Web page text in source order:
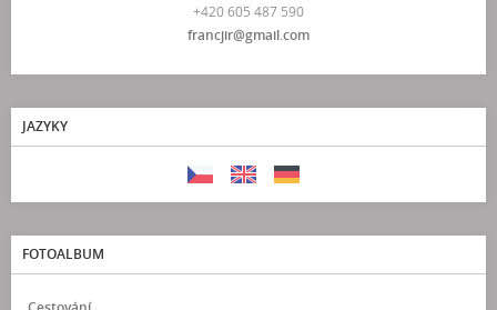
+420 605 487 590
francjir@gmail.com
JAZYKY
FOTOALBUM